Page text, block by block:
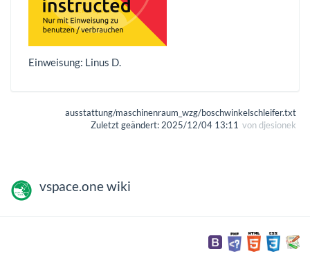
Einweisung: Linus D.
ausstattung/maschinenraum_wzg/boschwinkelschleifer.txt
Zuletzt geändert: 2025/12/04 13:11 vondjesionek
vspace.one wiki